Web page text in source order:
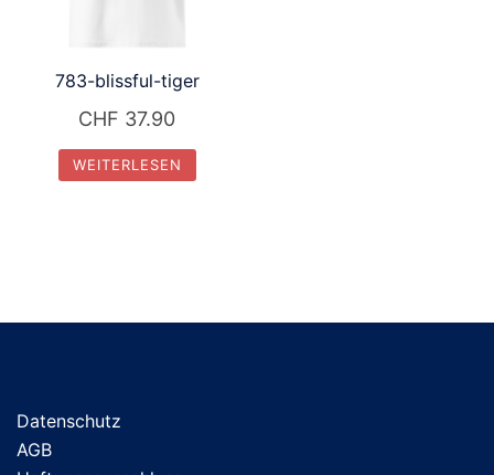
783-blissful-tiger
CHF 37.90
WEITERLESEN
Datenschutz
AGB